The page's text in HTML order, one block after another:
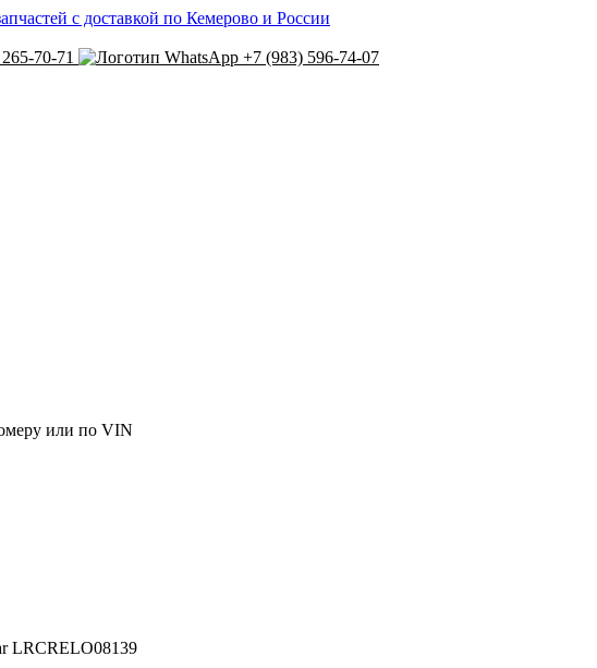
с доставкой по Кемерово и России
70-71
+7 (983) 596-74-07
или по VIN
LRCRELO08139